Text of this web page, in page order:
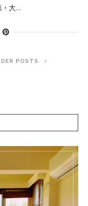
，大…
POSTS